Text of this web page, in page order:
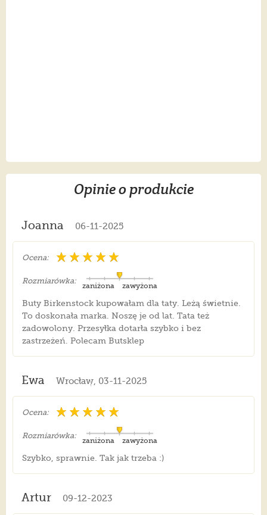
Opinie o produkcie
Joanna 06-11-2025
Ocena:
Rozmiarówka:
zawyżona
zaniżona
Buty Birkenstock kupowałam dla taty. Leżą świetnie.
To doskonała marka. Noszę je od lat. Tata też
zadowolony. Przesyłka dotarła szybko i bez
zastrzeżeń. Polecam Butsklep
Ewa Wrocław, 03-11-2025
Ocena:
Rozmiarówka:
zawyżona
zaniżona
Szybko, sprawnie. Tak jak trzeba :)
Artur 09-12-2023